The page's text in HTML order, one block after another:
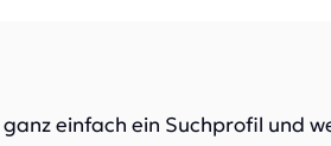
einfach ein Suchprofil und